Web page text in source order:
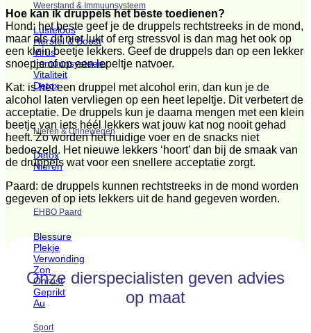
Weerstand & Immuunsysteem
Lusteloos
Herstel & Boost
Virus
Immuunsysteem
Vitaliteit
Detox
Nieren & Urinewegen
Detox
Nieren
EHBO Paard
Blessure
Plekje
Verwonding
Zon
Onrust
Geprikt
Au
Sport
Hoe kan ik druppels het beste toedienen?
Hond: het beste geef je de druppels rechtstreeks in de mond,
maar als dit niet lukt of erg stressvol is dan mag het ook op
een klein beetje lekkers. Geef de druppels dan op een lekker
snoepje of op een lepeltje natvoer.
Kat: is het een druppel met alcohol erin, dan kun je de
alcohol laten vervliegen op een heet lepeltje. Dit verbetert de
acceptatie. De druppels kun je daarna mengen met een klein
beetje van iets héél lekkers wat jouw kat nog nooit gehad
heeft. Zo worden het huidige voer en de snacks niet
bedoezeld. Het nieuwe lekkers ‘hoort’ dan bij de smaak van
de druppels wat voor een snellere acceptatie zorgt.
Paard: de druppels kunnen rechtstreeks in de mond worden
gegeven of op iets lekkers uit de hand gegeven worden.
Onze dierspecialisten geven advies
op maat